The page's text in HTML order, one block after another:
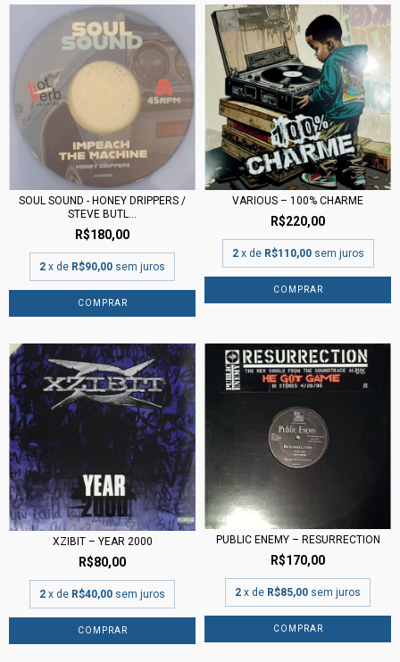
SOUL SOUND - HONEY DRIPPERS /
STEVE BUTL...
R$180,00
2 x de R$90,00 sem juros
VARIOUS – 100% CHARME
R$220,00
2 x de R$110,00 sem juros
XZIBIT – YEAR 2000
R$80,00
2 x de R$40,00 sem juros
PUBLIC ENEMY – RESURRECTION
R$170,00
2 x de R$85,00 sem juros